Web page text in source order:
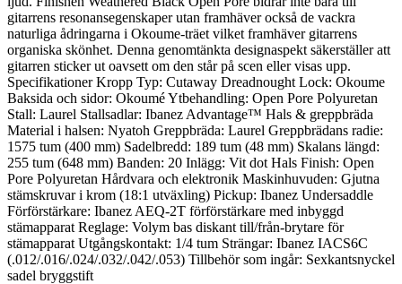
gitarrens resonansegenskaper utan framhäver också de vackra
naturliga ådringarna i Okoume-träet vilket framhäver gitarrens
organiska skönhet. Denna genomtänkta designaspekt säkerställer att
gitarren sticker ut oavsett om den står på scen eller visas upp.
Specifikationer Kropp Typ: Cutaway Dreadnought Lock: Okoume
Baksida och sidor: Okoumé Ytbehandling: Open Pore Polyuretan
Stall: Laurel Stallsadlar: Ibanez Advantage™ Hals & greppbräda
Material i halsen: Nyatoh Greppbräda: Laurel Greppbrädans radie:
1575 tum (400 mm) Sadelbredd: 189 tum (48 mm) Skalans längd:
255 tum (648 mm) Banden: 20 Inlägg: Vit dot Hals Finish: Open
Pore Polyuretan Hårdvara och elektronik Maskinhuvuden: Gjutna
stämskruvar i krom (18:1 utväxling) Pickup: Ibanez Undersaddle
Förförstärkare: Ibanez AEQ-2T förförstärkare med inbyggd
stämapparat Reglage: Volym bas diskant till/från-brytare för
stämapparat Utgångskontakt: 1/4 tum Strängar: Ibanez IACS6C
(.012/.016/.024/.032/.042/.053) Tillbehör som ingår: Sexkantsnyckel
sadel bryggstift